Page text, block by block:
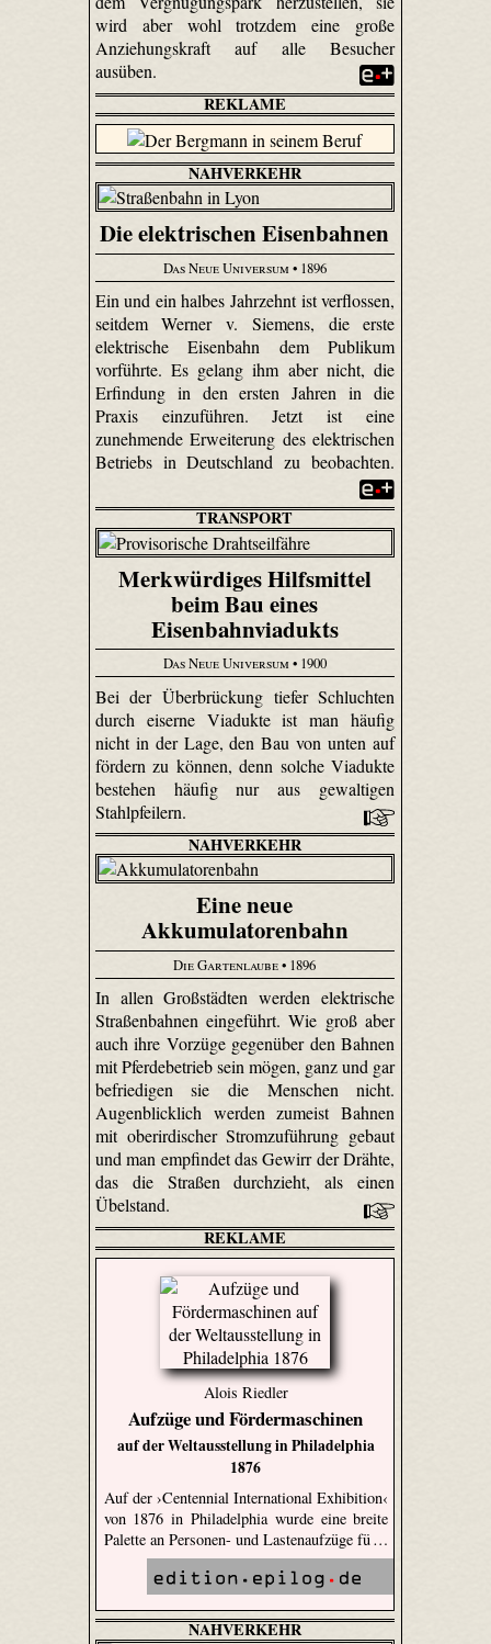
wird aber wohl trotzdem eine große
Anziehungskraft auf alle Besucher
ausüben.
REKLAME
NAHVERKEHR
Die elektrischen Eisenbahnen
Das Neue Universum • 1896
Ein und ein halbes Jahrzehnt ist verflossen,
seitdem Werner v. Siemens, die erste
elektrische Eisenbahn dem Publikum
vorführte. Es gelang ihm aber nicht, die
Erfindung in den ersten Jahren in die
Praxis einzuführen. Jetzt ist eine
zunehmende Erweiterung des elektrischen
Betriebs in Deutschland zu beobachten.
TRANSPORT
Merkwürdiges Hilfsmittel
beim Bau eines
Eisenbahnviadukts
Das Neue Universum • 1900
Bei der Überbrückung tiefer Schluchten
durch eiserne Viadukte ist man häufig
nicht in der Lage, den Bau von unten auf
fördern zu können, denn solche Viadukte
bestehen häufig nur aus gewaltigen
Stahlpfeilern.
NAHVERKEHR
Eine neue
Akkumulatorenbahn
Die Gartenlaube• 1896
In allen Großstädten werden elektrische
Straßenbahnen eingeführt. Wie groß aber
auch ihre Vorzüge gegenüber den Bahnen
mit Pferdebetrieb sein mögen, ganz und gar
befriedigen sie die Menschen nicht.
Augenblicklich werden zumeist Bahnen
mit oberirdischer Stromzuführung gebaut
und man empfindet das Gewirr der Drähte,
das die Straßen durchzieht, als einen
Übelstand.
REKLAME
Alois Riedler
Aufzüge und Fördermaschinen
auf der Weltausstellung in Philadelphia
1876
Auf der ›Centennial International Exhibition‹
von 1876 in Philadelphia wurde eine breite
Palette an Personen- und Lastenaufzüge fü …
NAHVERKEHR